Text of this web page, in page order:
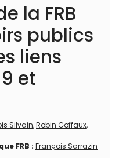
la FRB
publics
liens
et
Silvain,Robin Goffaux,
FRB : François Sarrazin